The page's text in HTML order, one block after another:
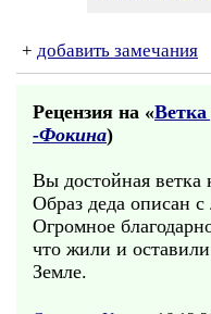
+ добавить замечания
Рецензия на «Ветка
-Фокина)
Вы достойная ветка
Образ деда описан
Огромное
что жили и
Земле.